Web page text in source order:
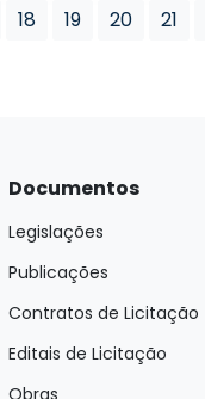
18 19 20 21
Documentos
Legislações
Publicações
Contratos de Licitação
Editais de Licitação
Obras